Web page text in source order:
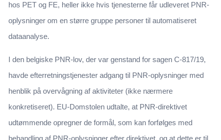
hos PET og FE, heller ikke hvis tjenesterne får udleveret PNR-
oplysninger om en større gruppe personer til automatiseret
dataanalyse.
I den belgiske PNR-lov, der var genstand for sagen C-817/19,
havde efterretningstjenester adgang til PNR-oplysninger med
henblik på overvågning af aktiviteter (ikke nærmere
konkretiseret). EU-Domstolen udtalte, at PNR-direktivet
udtømmende opregner de formål, som kan forfølges med
behandling af PNR-oplysninger efter direktivet, og at dette er til